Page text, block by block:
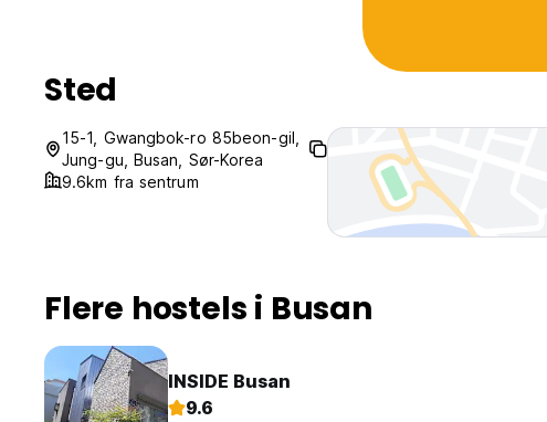
Sted
15-1, Gwangbok-ro 85beon-gil,
Jung-gu, Busan, Sør-Korea
9.6km fra sentrum
Flere hostels i Busan
INSIDE Busan
9.6